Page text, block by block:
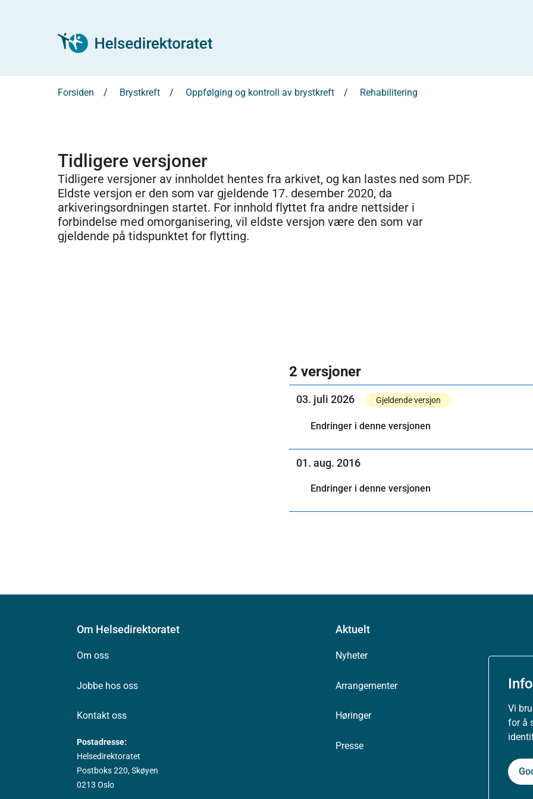
Vi
for å
Forsiden Brystkreft Oppfølging og kontroll av brystkreft Rehabilitering
Tidligere versjoner
Tidligere versjoner av innholdet hentes fra arkivet, og kan lastes ned som PDF.
Eldste versjon er den som var gjeldende 17. desember 2020, da
arkiveringsordningen startet. For innhold flyttet fra andre nettsider i
forbindelse med omorganisering, vil eldste versjon være den som var
gjeldende på tidspunktet for flytting.
2 versjoner
03. juli 2026 Gjeldende versjon
Endringer i denne versjonen
01. aug. 2016
Endringer i denne versjonen
Om Helsedirektoratet
Om oss
Jobbe hos oss
Kontakt oss
Postadresse:
Helsedirektoratet
Postboks 220, Skøyen
0213 Oslo
Aktuelt
Nyheter
Arrangementer
Høringer
Presse